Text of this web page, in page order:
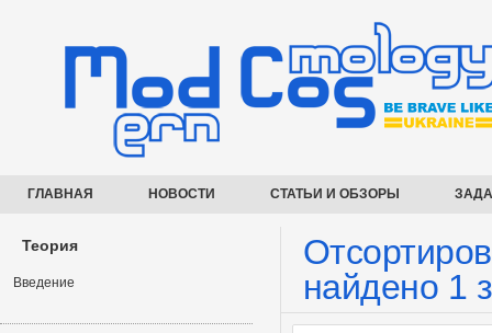
ГЛАВНАЯ НОВОСТИ СТАТЬИ И ОБЗОРЫ
найдено 1
Теория
Введение